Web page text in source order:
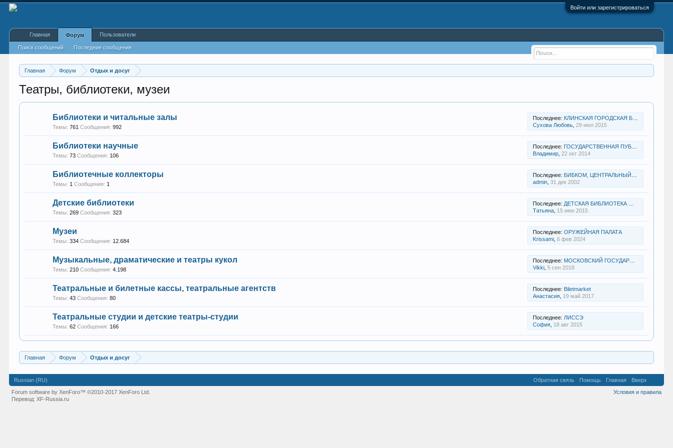
Войти или зарегистрироваться
Главная Форум Отдых и досуг
Театры, библиотеки, музеи
Библиотеки и читальные залы
Темы: 761 Сообщения: 992
Последнее: КЛИНСКАЯ ГОРОДСКАЯ БИБЛИОТЕКА № 2
Сухова Любовь, 29 июл 2015
Библиотеки научные
Темы: 73 Сообщения: 106
Последнее: ГОСУДАРСТВЕННАЯ ПУБЛИЧНАЯ ИСТОРИЧЕСКАЯ БИБЛИОТЕКА
Владимир, 22 окт 2014
Библиотечные коллекторы
Темы: 1 Сообщения: 1
Последнее: БИБКОМ, ЦЕНТРАЛЬНЫЙ КОЛЛЕКТОР БИБЛИОТЕК
admin, 31 дек 2002
Детские библиотеки
Темы: 269 Сообщения: 323
Последнее: ДЕТСКАЯ БИБЛИОТЕКА № 48 ИМ. Х.К. АНДЕРСЕНА
Татьяна, 15 июн 2015
Музеи
Темы: 334 Сообщения: 12.684
Последнее: ОРУЖЕЙНАЯ ПАЛАТА
Krissami, 6 фев 2024
Музыкальные, драматические и театры кукол
Темы: 210 Сообщения: 4.198
Последнее: МОСКОВСКИЙ ГОСУДАРСТВЕННЫЙ ИСТОРИКО-ЭТНОГРАФИЧЕСКИЙ ТЕАТР
Vikki, 5 сен 2018
Театральные и билетные кассы, театральные агентств
Темы: 43 Сообщения: 80
Последнее: Biletmarket
Анастасия, 19 май 2017
Театральные студии и детские театры-студии
Темы: 62 Сообщения: 166
Последнее: ЛИССЭ
София, 18 авг 2015
Главная Форум Отдых и досуг
Главная Форум
Поиск сообщений Последние сообщения
Пользователи
Russian (RU) Обратная связь Помощь Главная
Вверх
Условия и правила
Forum software by XenForo™©2010-2017 XenForo Ltd.
Перевод:XF-Russia.ru